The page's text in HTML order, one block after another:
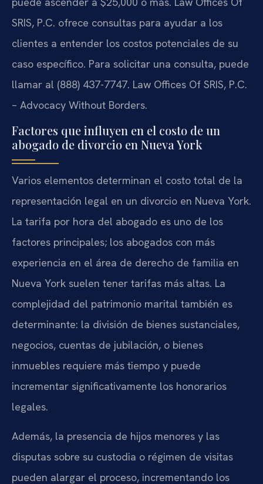
SRIS, P.C. ofrece consultas para ayudar a los
clientes a entender los costos potenciales de su
caso específico. Para solicitar una consulta, puede
llamar al (888) 437-7747. Law Offices Of SRIS, P.C.
– Advocacy Without Borders.
Factores que influyen en el costo de un
abogado de divorcio en Nueva York
Varios elementos determinan el costo total de la
representación legal en un divorcio en Nueva York.
La tarifa por hora del abogado es uno de los
factores principales; los abogados con más
experiencia en el área de derecho de familia en
Nueva York suelen tener tarifas más altas. La
complejidad del patrimonio marital también es
determinante: la división de bienes sustanciales,
negocios, cuentas de jubilación, o bienes
inmuebles requiere más tiempo y puede
incrementar significativamente los honorarios
legales.
Además, la presencia de hijos menores y las
disputas sobre su custodia o régimen de visitas
pueden alargar el proceso, incrementando los